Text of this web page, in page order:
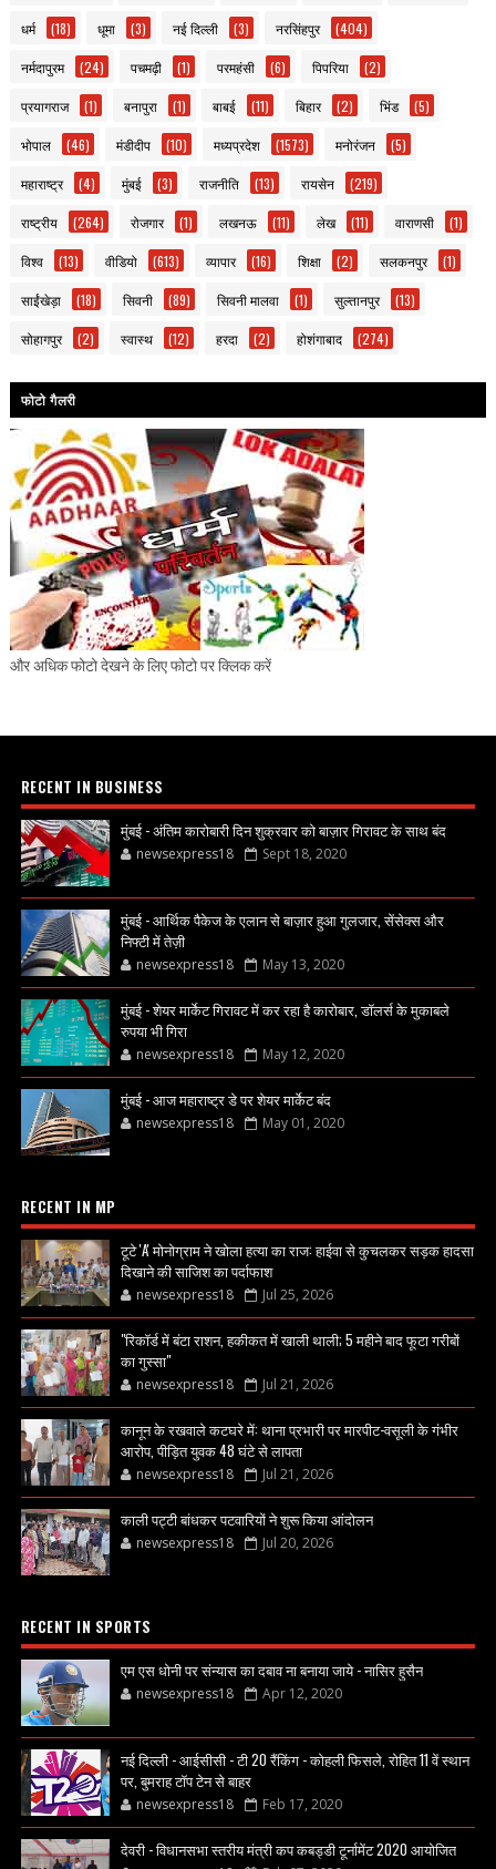
धर्म (18) धूमा (3) नई दिल्ली (3) नरसिंहपुर (404)
नर्मदापुरम (24) पचमढ़ी (1) परमहंसी (6) पिपरिया (2)
प्रयागराज (1) बनापुरा (1) बाबई (11) बिहार (2) भिंड (5)
भोपाल (46) मंडीदीप (10) मध्यप्रदेश (1573) मनोरंजन (5)
महाराष्ट्र (4) मुंबई (3) राजनीति (13) रायसेन (219)
राष्ट्रीय (264) रोजगार (1) लखनऊ (11) लेख (11) वाराणसी (1)
विश्व (13) वीडियो (613) व्यापार (16) शिक्षा (2) सलकनपुर (1)
साईंखेड़ा (18) सिवनी (89) सिवनी मालवा (1) सुल्तानपुर (13)
सोहागपुर (2) स्वास्थ (12) हरदा (2) होशंगाबाद (274)
फोटो गैलरी
और अधिक फोटो देखने के लिए फोटो पर क्लिक करें
RECENT IN BUSINESS
मुंबई - अंतिम कारोबारी दिन शुक्रवार को बाज़ार गिरावट के साथ बंद
newsexpress18 Sept 18, 2020
मुंबई - आर्थिक पैकेज के एलान से बाज़ार हुआ गुलजार, सेंसेक्स और
निफ्टी में तेज़ी
newsexpress18 May 13, 2020
मुंबई - शेयर मार्केट गिरावट में कर रहा है कारोबार, डॉलर्स के मुकाबले
रुपया भी गिरा
newsexpress18 May 12, 2020
मुंबई - आज महाराष्ट्र डे पर शेयर मार्केट बंद
newsexpress18 May 01, 2020
RECENT IN MP
टूटे 'A' मोनोग्राम ने खोला हत्या का राज: हाईवा से कुचलकर सड़क हादसा
दिखाने की साजिश का पर्दाफाश
newsexpress18 Jul 25, 2026
"रिकॉर्ड में बंटा राशन, हकीकत में खाली थाली; 5 महीने बाद फूटा गरीबों
का गुस्सा"
newsexpress18 Jul 21, 2026
कानून के रखवाले कटघरे में: थाना प्रभारी पर मारपीट-वसूली के गंभीर
आरोप, पीड़ित युवक 48 घंटे से लापता
newsexpress18 Jul 21, 2026
काली पट्टी बांधकर पटवारियों ने शुरू किया आंदोलन
newsexpress18 Jul 20, 2026
RECENT IN SPORTS
एम एस धोनी पर संन्यास का दबाव ना बनाया जाये - नासिर हुसैन
newsexpress18 Apr 12, 2020
नई दिल्ली - आईसीसी - टी 20 रैंकिंग - कोहली फिसले, रोहित 11 वें स्थान
पर, बुमराह टॉप टेन से बाहर
newsexpress18 Feb 17, 2020
देवरी - विधानसभा स्तरीय मंत्री कप कबड्डी टूर्नामेंट 2020 आयोजित